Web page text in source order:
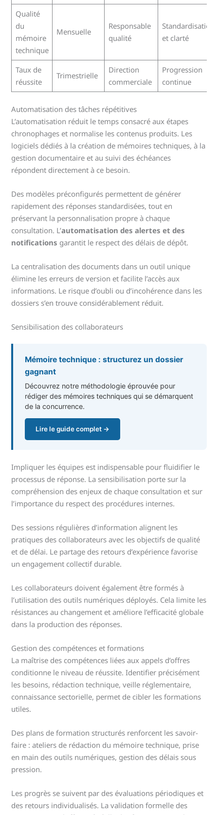
Qualité
du
mémoire
technique
Mensuelle
Responsable
qualité
Standardisation
et clarté
Taux de
réussite
Trimestrielle
Direction
commerciale
Progression
continue
Automatisation des tâches répétitives
L’automatisation réduit le temps consacré aux étapes
chronophages et normalise les contenus produits. Les
logiciels dédiés à la création de mémoires techniques, à la
gestion documentaire et au suivi des échéances
répondent directement à ce besoin.
Des modèles préconfigurés permettent de générer
rapidement des réponses standardisées, tout en
préservant la personnalisation propre à chaque
consultation. L’automatisation des alertes et des
notifications garantit le respect des délais de dépôt.
La centralisation des documents dans un outil unique
élimine les erreurs de version et facilite l’accès aux
informations. Le risque d’oubli ou d’incohérence dans les
dossiers s’en trouve considérablement réduit.
Sensibilisation des collaborateurs
Mémoire technique : structurez un dossier
gagnant
Découvrez notre méthodologie éprouvée pour
rédiger des mémoires techniques qui se démarquent
de la concurrence.
Lire le guide complet →
Impliquer les équipes est indispensable pour fluidifier le
processus de réponse. La sensibilisation porte sur la
compréhension des enjeux de chaque consultation et sur
l’importance du respect des procédures internes.
Des sessions régulières d’information alignent les
pratiques des collaborateurs avec les objectifs de qualité
et de délai. Le partage des retours d’expérience favorise
un engagement collectif durable.
Les collaborateurs doivent également être formés à
l’utilisation des outils numériques déployés. Cela limite les
résistances au changement et améliore l’efficacité globale
dans la production des réponses.
Gestion des compétences et formations
La maîtrise des compétences liées aux appels d’offres
conditionne le niveau de réussite. Identifier précisément
les besoins, rédaction technique, veille réglementaire,
connaissance sectorielle, permet de cibler les formations
utiles.
Des plans de formation structurés renforcent les savoir-
faire : ateliers de rédaction du mémoire technique, prise
en main des outils numériques, gestion des délais sous
pression.
Les progrès se suivent par des évaluations périodiques et
des retours individualisés. La validation formelle des